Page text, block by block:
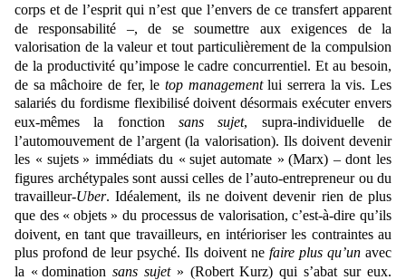
corps et de l’esprit qui n’est que l’envers de ce transfert apparent
de responsabilité ‒, de se soumettre aux exigences de la
valorisation de la valeur et tout particulièrement de la compulsion
de la productivité qu’impose le cadre concurrentiel. Et au besoin,
de sa mâchoire de fer, le top managementlui serrera la vis.Les
salariés du fordisme flexibilisé doivent désormais exécuter envers
eux-mêmes la fonction sans sujet, supra-individuelle de
l’automouvement de l’argent (la valorisation). Ils doivent devenir
les «sujets » immédiats du « sujet automate » (Marx)– dont les
figures archétypales sont aussi celles de l’auto-entrepreneur ou du
travailleur-Uber. Idéalement, ils ne doivent devenir rien de plus
que des « objets » du processus de valorisation, c’est-à-dire qu’ils
doivent, en tant que travailleurs, en intérioriser les contraintes au
plus profond de leur psyché. Ils doivent nefaire plus qu’unavec
la « domination sans sujet » (Robert Kurz) qui s’abat sur eux.